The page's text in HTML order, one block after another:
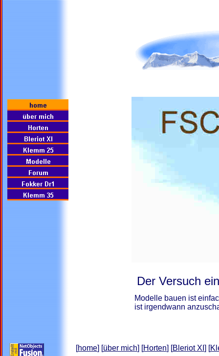
Der Versuch
Modelle bauen ist
ist irgendwann
[home] [über mich] [Horten] [Bleriot XI ] [